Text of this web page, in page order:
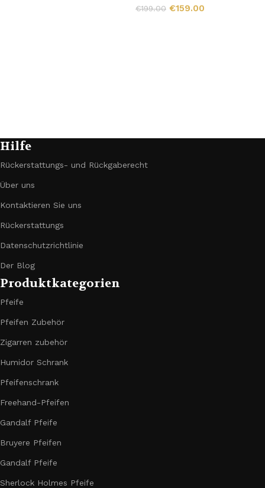
€199.00 €159.00
Hilfe
Rückerstattungs- und Rückgaberecht
Über uns
Kontaktieren Sie uns
Rückerstattungs
Datenschutzrichtlinie
Der Blog
Produktkategorien
Pfeife
Pfeifen Zubehör
Zigarren zubehör
Humidor Schrank
Pfeifenschrank
Freehand-Pfeifen
Gandalf Pfeife
Bruyere Pfeifen
Gandalf Pfeife
Sherlock Holmes Pfeife